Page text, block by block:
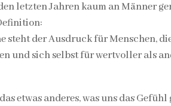
letzten Jahren kaum an Männer
steht der Ausdruck für Menschen,
und sich selbst für wertvoller als
etwas anderes, was uns das Gefühl